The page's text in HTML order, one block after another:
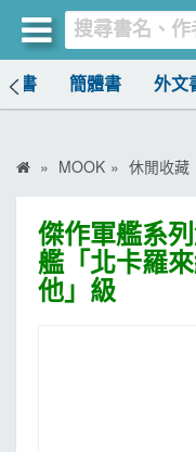
書 簡體書 外文
MOOK 休閒收藏
傑作軍艦系
艦「北卡羅
他」級
買書網
首頁
書店暢銷榜
暢銷排行